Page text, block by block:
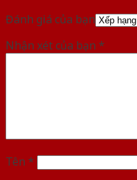
Đánh giá của bạn
Nhận xét của bạn *
Tên *